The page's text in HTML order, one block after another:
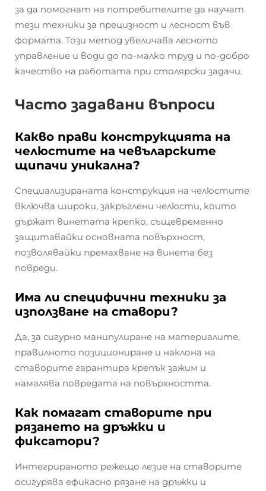
за да помогнат на потребителите да научат
тези техники за прецизност и лесност във
формата. Този метод увеличава лесното
управление и води до по-малко труд и по-добро
качество на работата при столярски задачи.
Часто задавани въпроси
Какво прави конструкцията на
челюстите на чевъларските
щипачи уникална?
Специализираната конструкция на челюстите
включва широки, закръглени челюсти, които
държат винетата крепко, същевременно
защитавайки основната повърхност,
позволявайки премахване на винета без
повреди.
Има ли специфични техники за
използване на ставори?
Да, за сигурно манипулиране на материалите,
правилното позициониране и наклона на
ставорите гарантира крепък зажим и
намалява повредата на повърхността.
Как помагат ставорите при
рязането на дръжки и
фиксатори?
Интегрираното режещо лезие на ставорите
осигурява ефикасно рязане на дръжки и